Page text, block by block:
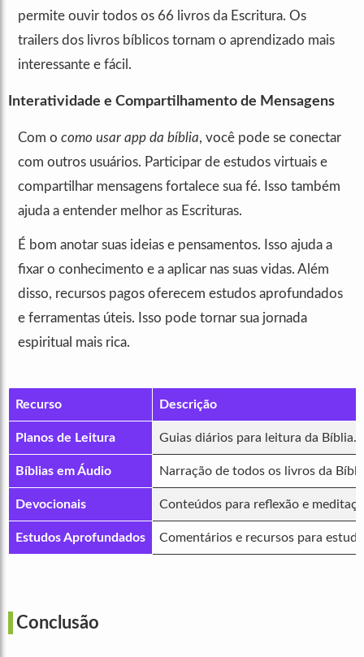
permite ouvir todos os 66 livros da Escritura. Os
trailers dos livros bíblicos tornam o aprendizado mais
interessante e fácil.
Interatividade e Compartilhamento de Mensagens
Com o como usar app da bíblia, você pode se conectar
com outros usuários. Participar de estudos virtuais e
compartilhar mensagens fortalece sua fé. Isso também
ajuda a entender melhor as Escrituras.
É bom anotar suas ideias e pensamentos. Isso ajuda a
fixar o conhecimento e a aplicar nas suas vidas. Além
disso, recursos pagos oferecem estudos aprofundados
e ferramentas úteis. Isso pode tornar sua jornada
espiritual mais rica.
Recurso Descrição
Planos de Leitura Guias diários para leitura da Bíblia.
Bíblias em Áudio Narração de todos os livros da
Devocionais Conteúdos para reflexão e
Estudos Aprofundados Comentários e recursos para
Conclusão